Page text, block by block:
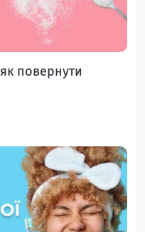
як повернути